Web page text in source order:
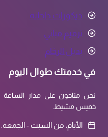
ديكورات داخلية
ترميم مباني
بديل الرخام
في خدمتك طوال اليوم
نحن متاحون على مدار الساعة
خميس مشيط.
الأيام: من السبت - الجمعة.